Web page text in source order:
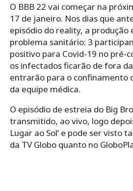
O BBB 22 vai começar na
17 de janeiro. Nos dias que
episódio do reality, a
problema sanitário: 3
positivo para Covid-19 no pré-
os infectados ficarão de fora
entrarão para o confinamento
da equipe médica.
O episódio de estreia do Big
transmitido, ao vivo, logo
Lugar ao Sol’ e pode ser visto
da TV Globo quanto no